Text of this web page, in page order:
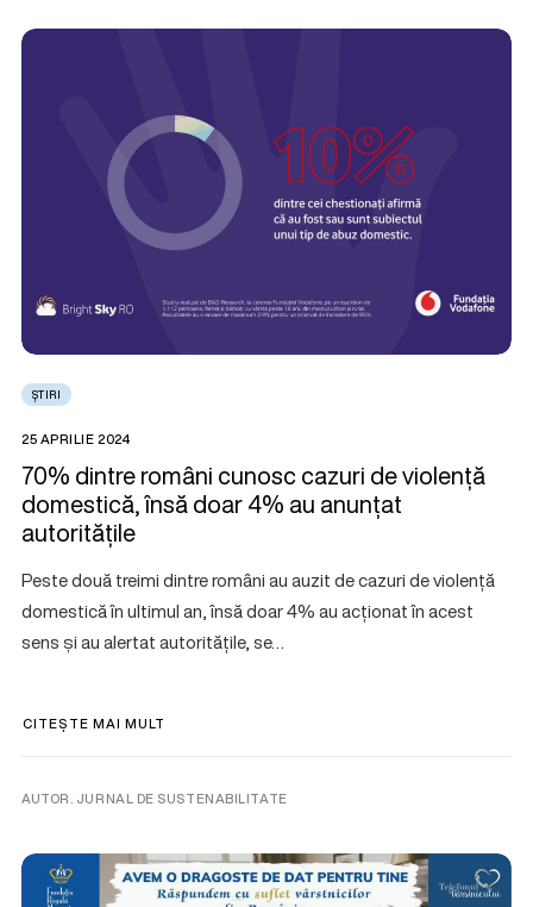
ȘTIRI
25 APRILIE 2024
70% dintre români cunosc cazuri de violență
domestică, însă doar 4% au anunțat
autoritățile
Peste două treimi dintre români au auzit de cazuri de violență
domestică în ultimul an, însă doar 4% au acționat în acest
sens și au alertat autoritățile, se…
CITEȘTE MAI MULT
AUTOR. JURNAL DE SUSTENABILITATE